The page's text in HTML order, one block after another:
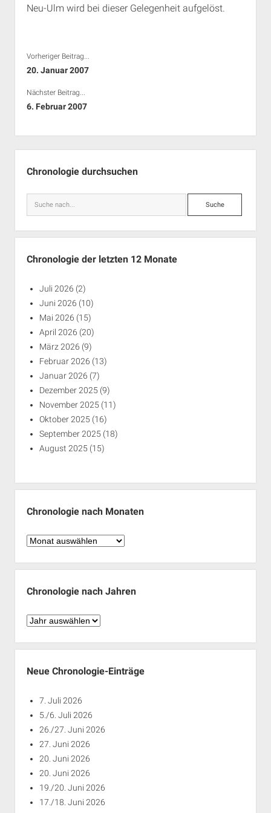
Rechte Termine München
Über a.i.d.a.
Neu-Ulm wird bei dieser Gelegenheit aufgelöst.
Vorheriger Beitrag...
20. Januar 2007
Nächster Beitrag...
6. Februar 2007
Chronologie durchsuchen
Suche
Chronologie der letzten 12 Monate
Juli 2026 (2)
Juni 2026 (10)
Mai 2026 (15)
April 2026 (20)
März 2026 (9)
Februar 2026 (13)
Januar 2026 (7)
Dezember 2025 (9)
November 2025 (11)
Oktober 2025 (16)
September 2025 (18)
August 2025 (15)
Chronologie nach Monaten
Chronologie
Monaten
Chronologie nach Jahren
Chronologie
Jahren
Neue Chronologie-Einträge
7. Juli 2026
5./6. Juli 2026
26./27. Juni 2026
27. Juni 2026
20. Juni 2026
20. Juni 2026
19./20. Juni 2026
17./18. Juni 2026